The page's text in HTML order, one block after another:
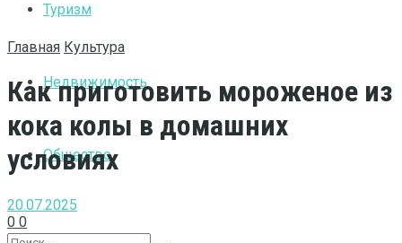
Туризм
Недвижимость
Общество
Главная Культура
Как приготовить мороженое из
кока колы в домашних
условиях
20.07.2025
0 0